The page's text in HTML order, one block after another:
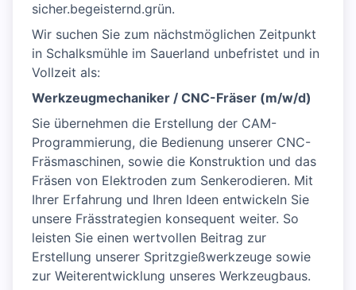
sicher.begeisternd.grün.
Wir suchen Sie zum nächstmöglichen Zeitpunkt
in Schalksmühle im Sauerland unbefristet und in
Vollzeit als:
Werkzeugmechaniker / CNC-Fräser (m/w/d)
Sie übernehmen die Erstellung der CAM-
Programmierung, die Bedienung unserer CNC-
Fräsmaschinen, sowie die Konstruktion und das
Fräsen von Elektroden zum Senkerodieren. Mit
Ihrer Erfahrung und Ihren Ideen entwickeln Sie
unsere Frässtrategien konsequent weiter. So
leisten Sie einen wertvollen Beitrag zur
Erstellung unserer Spritzgießwerkzeuge sowie
zur Weiterentwicklung unseres Werkzeugbaus.